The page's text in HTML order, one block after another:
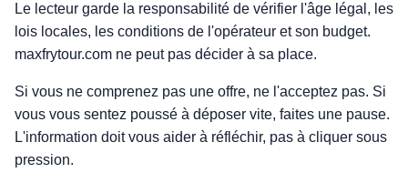
Le lecteur garde la responsabilité de vérifier l'âge légal, les
lois locales, les conditions de l'opérateur et son budget.
maxfrytour.com ne peut pas décider à sa place.
Si vous ne comprenez pas une offre, ne l'acceptez pas. Si
vous vous sentez poussé à déposer vite, faites une pause.
L'information doit vous aider à réfléchir, pas à cliquer sous
pression.